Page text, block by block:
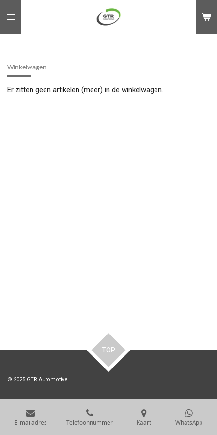
direct
naar
Winkelwagen
Er zitten geen artikelen (meer) in de winkelwagen.
TOP
© 2025 GTR Automotive
E-mailadres Telefoonnummer Kaart WhatsApp